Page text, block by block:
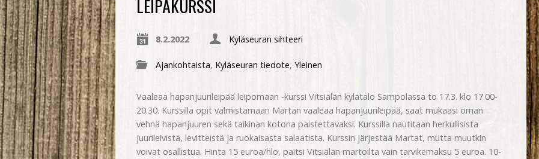
LEIPÄKURSSI
8.2.2022 Kyläseuran sihteeri
Ajankohtaista, Kyläseuran tiedote, Yleinen
Vaaleaa hapanjuurileipää leipomaan -kurssi Vitsiälän kylätalo Sampolassa to 17.3. klo 17.00-
20.30. Kurssilla opit valmistamaan Martan vaaleaa hapanjuurileipää, saat mukaasi oman
vehnä hapanjuuren sekä taikinan kotona paistettavaksi. Kurssilla nautitaan herkullisista
juurileivistä, levitteistä ja ruokaisasta salaatista. Kurssin järjestää Martat, mutta muutkin
voivat osallistua. Hinta 15 euroa/hlö, paitsi Vitsiälän martoilta vain tarvikemaksu 5 euroa. 10-